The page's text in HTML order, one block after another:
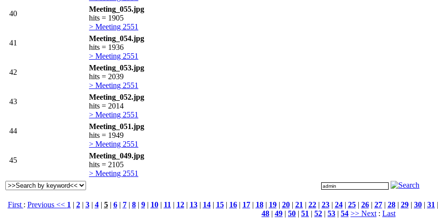
40
Meeting_055.jpg
hits = 1905
> Meeting 2551
41
Meeting_054.jpg
hits = 1936
> Meeting 2551
42
Meeting_053.jpg
hits = 2039
> Meeting 2551
43
Meeting_052.jpg
hits = 2014
> Meeting 2551
44
Meeting_051.jpg
hits = 1949
> Meeting 2551
45
Meeting_049.jpg
hits = 2105
> Meeting 2551
First : Previous << 1| 2| 3| 4| 5| 6| 7| 8| 9| 10| 11| 12| 13| 14| 15| 16| 17| 18| 19| 20| 21| 22| 23| 24| 25| 26| 27| 28| 29| 30| 31|
48 | 49 | 50 | 51 | 52 | 53 | 54 >> Next: Last